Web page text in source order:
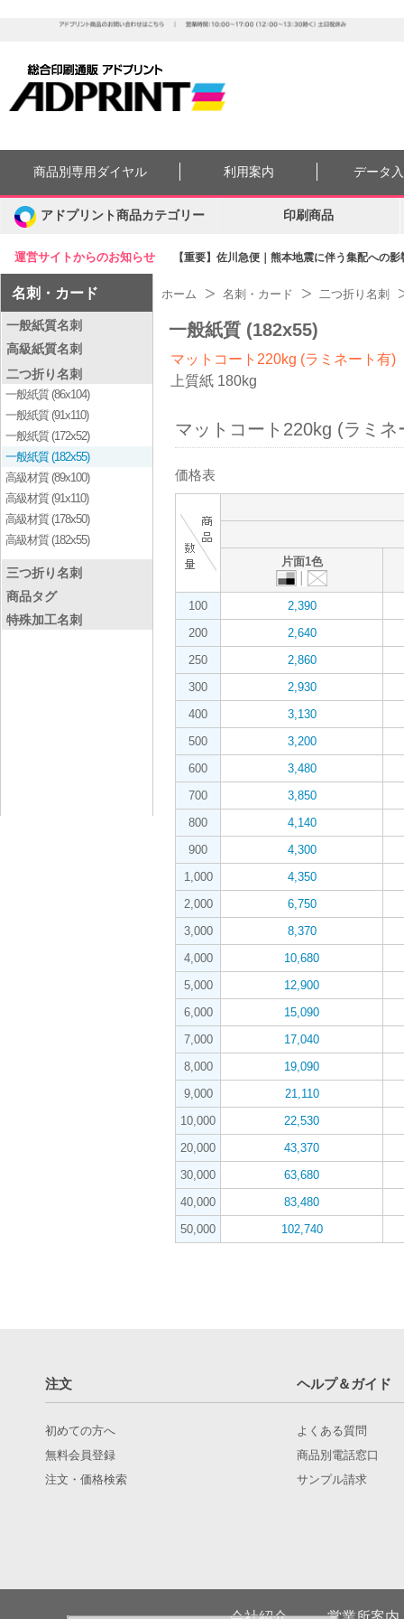
運営サイトからのお知らせ 【重要】佐川急便｜熊本地震に伴う集配への
商品別専用ダイヤル 利用案内 データ
アドプリント商品カテゴリー 印刷商品
名刺・カード
一般紙質名刺
高級紙質名刺
二つ折り名刺
一般紙質 (86x104)
一般紙質 (91x110)
一般紙質 (172x52)
一般紙質 (182x55)
高級材質 (89x100)
高級材質 (91x110)
高級材質 (178x50)
高級材質 (182x55)
三つ折り名刺
商品タグ
特殊加工名刺
ホーム 名刺・カード 二つ折り名刺
一般紙質 (182x55)
マットコート220kg (ラミネート有)
上質紙 180kg
マットコート220kg (ラミネ
価格表
片面1色
100
2,390
200
2,640
250
2,860
300
2,930
400
3,130
500
3,200
600
3,480
700
3,850
800
4,140
900
4,300
1,000
4,350
2,000
6,750
3,000
8,370
4,000
10,680
5,000
12,900
6,000
15,090
7,000
17,040
8,000
19,090
9,000
21,110
10,000
22,530
20,000
43,370
30,000
63,680
40,000
83,480
50,000
102,740
注文 ヘルプ＆ガイド
初めての方へ
無料会員登録
注文・価格検索
よくある質問
商品別電話窓口
サンプル請求